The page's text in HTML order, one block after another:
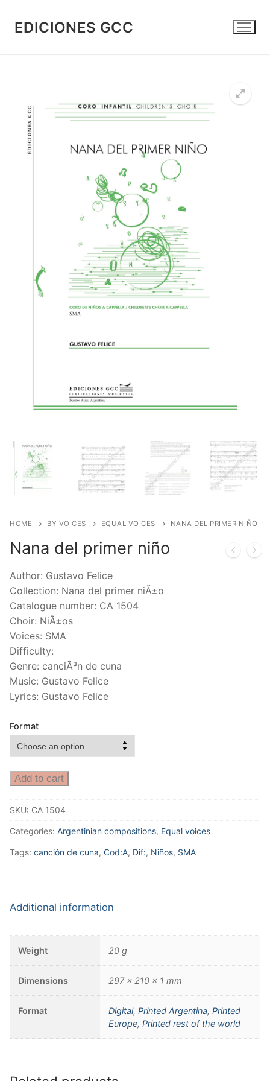
EDICIONES GCC
HOME BY VOICES EQUAL VOICES NANA DEL PRIMER NIÑO
Nana del primer niño
Author: Gustavo Felice
Collection: Nana del primer niÃ±o
Catalogue number: CA 1504
Choir: NiÃ±os
Voices: SMA
Difficulty:
Genre: canciÃ³n de cuna
Music: Gustavo Felice
Lyrics: Gustavo Felice
Format
Add to cart
SKU: CA 1504
Categories: Argentinian compositions, Equal voices
Tags: canción de cuna, Cod:A, Dif:, Niños, SMA
Additional information
Weight 20 g
Dimensions 297 × 210 × 1 mm
Format Digital,Printed Argentina,Printed
Europe,Printed rest of the world